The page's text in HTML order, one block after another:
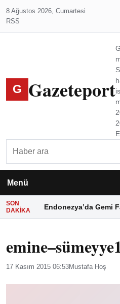
8 Ağustos 2026, Cumartesi
RSS
G Gazeteport
Menü
SON
DAKIKA
Endonezya’da Gemi
17 Kasım 2015 06:53Mustafa Hoş